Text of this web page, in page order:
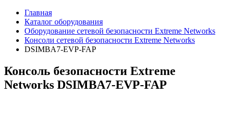
Главная
Каталог оборудования
Оборудование сетевой безопасности Extreme Networks
Консоли сетевой безопасности Extreme Networks
DSIMBA7-EVP-FAP
Консоль безопасности Extreme
Networks DSIMBA7-EVP-FAP